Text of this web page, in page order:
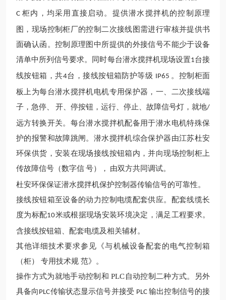
C柜内，均采用直接启动。 提供潜水搅拌机的控制原理
图， 现场控制柜厂的控制二次接线图需进行审核并提供书
面确认函。控制原理图中所提供的外接信号不能少于设备
清单中 所列信号要求。同时每台潜水搅拌机现场设置1台接
线按钮箱，共4台，接线按钮箱防护等级 IP65 。 控制 柜面
板上为每台潜水搅拌机电机专用保护器，一、二次接线端
子，急停、
开、停按钮，运行、停止、故障信号灯，就地/
远方转换开关。每台潜水搅拌机配备用于潜水电机特殊保
护的报警和故障跳闸。潜水搅拌机综合保护器由江苏杜安
环保供货，安装在现场接线按钮箱内，并向现场控制 柜上
传故障信号（数字信号）， 由双方共同调试。
杜安环保保证潜水搅拌机保护控制器传输信号的可靠性。
接线按钮箱至设备的动力控制电缆配套供应。配套线缆长
度为标配10米或根据现场安装环境决定 ，满足工程要求。
含接线按钮箱、配套电缆及相关辅材。
其他详细技术要求参见《与机械设备配套的电气控制箱
（柜）
专用技术规 范》。
操作方式为就地手动控制和 PLC自动控制二种方式。另外
具备向 PLC传输状态显示信号并接受 PLC输出控制信号的接